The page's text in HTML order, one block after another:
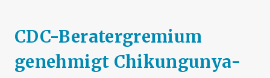
CDC-Beratergremium
genehmigt Chikungunya-